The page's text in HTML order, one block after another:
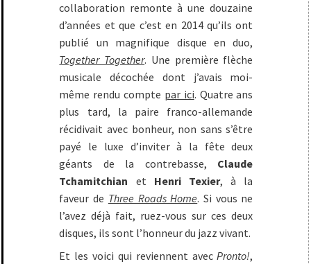
collaboration remonte à une douzaine
d’années et que c’est en 2014 qu’ils ont
publié un magnifique disque en duo,
Together Together. Une première flèche
musicale décochée dont j’avais moi-
même rendu compte par ici. Quatre ans
plus tard, la paire franco-allemande
récidivait avec bonheur, non sans s’être
payé le luxe d’inviter à la fête deux
géants de la contrebasse, Claude
Tchamitchian et Henri Texier, à la
faveur de Three Roads Home. Si vous ne
l’avez déjà fait, ruez-vous sur ces deux
disques, ils sont l’honneur du jazz vivant.
Et les voici qui reviennent avecPronto!,